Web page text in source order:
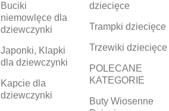
Buciki
niemowlęce dla
dziewczynki
Japonki, Klapki
dla dziewczynki
Kapcie dla
dziewczynki
dziecięce
Trampki dziecięce
Trzewiki dziecięce
POLECANE
KATEGORIE
Buty Wiosenne